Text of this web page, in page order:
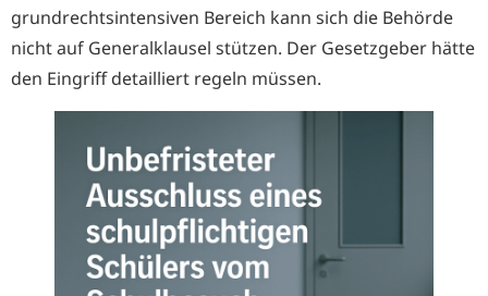
grundrechtsintensiven Bereich kann sich die Behörde
nicht auf Generalklausel stützen. Der Gesetzgeber hätte
den Eingriff detailliert regeln müssen.